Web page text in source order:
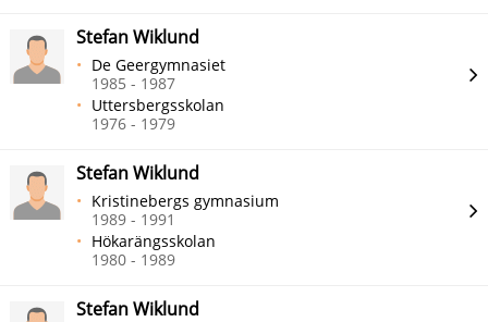
Stefan Wiklund
De Geergymnasiet
1985 - 1987
Uttersbergsskolan
1976 - 1979
Stefan Wiklund
Kristinebergs gymnasium
1989 - 1991
Hökarängsskolan
1980 - 1989
Stefan Wiklund